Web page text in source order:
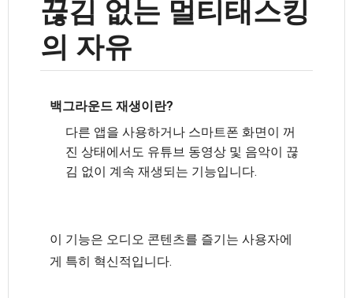
끊김 없는 멀티태스킹
의 자유
백그라운드 재생이란?
다른 앱을 사용하거나 스마트폰 화면이 꺼
진 상태에서도 유튜브 동영상 및 음악이 끊
김 없이 계속 재생되는 기능입니다.
이 기능은 오디오 콘텐츠를 즐기는 사용자에
게 특히 혁신적입니다.